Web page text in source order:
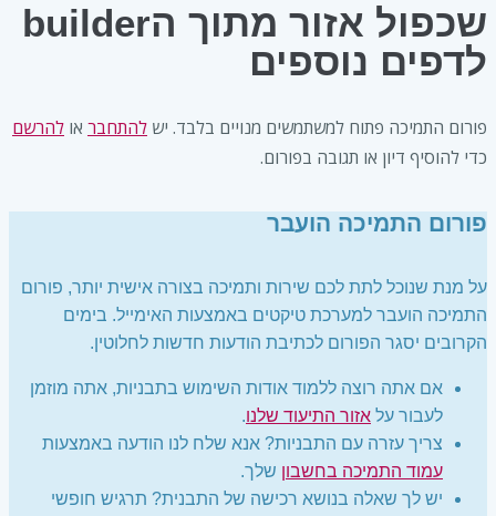
שכפול אזור מתוך הbuilder
לדפים נוספים
פורום התמיכה פתוח למשתמשים מנויים בלבד. יש להתחבר או להרשם
כדי להוסיף דיון או תגובה בפורום.
פורום התמיכה הועבר
על מנת שנוכל לתת לכם שירות ותמיכה בצורה אישית יותר, פורום
התמיכה הועבר למערכת טיקטים באמצעות האימייל. בימים
הקרובים יסגר הפורום לכתיבת הודעות חדשות לחלוטין.
אם אתה רוצה ללמוד אודות השימוש בתבניות, אתה מוזמן
לעבור על אזור התיעוד שלנו.
צריך עזרה עם התבניות? אנא שלח לנו הודעה באמצעות
עמוד התמיכה בחשבון שלך.
יש לך שאלה בנושא רכישה של התבנית? תרגיש חופשי